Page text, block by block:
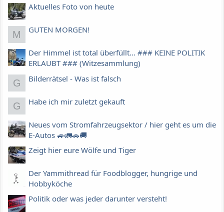
Aktuelles Foto von heute
M GUTEN MORGEN!
Der Himmel ist total überfüllt... ### KEINE POLITIK
ERLAUBT ### (Witzesammlung)
G Bilderrätsel - Was ist falsch
G Habe ich mir zuletzt gekauft
Neues vom Stromfahrzeugsektor / hier geht es um die
E-Autos 🚙🚛🚗🚚
Zeigt hier eure Wölfe und Tiger
Der Yammithread für Foodblogger, hungrige und
Hobbyköche
Politik oder was jeder darunter versteht!